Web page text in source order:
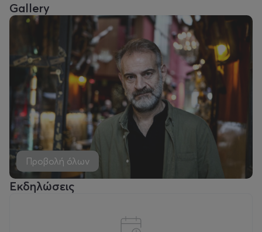
Gallery
Προβολή όλων
Εκδηλώσεις